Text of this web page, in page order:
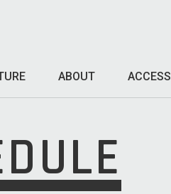
ABOUT ACCESS